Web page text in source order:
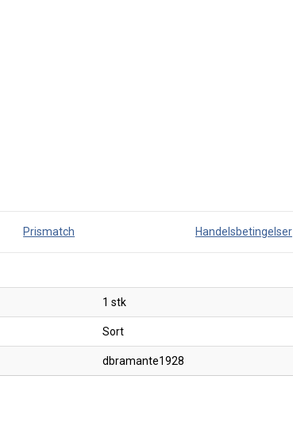
Prismatch Handelsbetingelser
1 stk
Sort
dbramante1928